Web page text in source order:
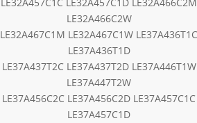
LE32A466C2W
LE32A467C1M LE32A467C1W LE37A436T1C
LE37A436T1D
LE37A437T2C LE37A437T2D LE37A446T1W
LE37A447T2W
LE37A456C2C LE37A456C2D LE37A457C1C
LE37A457C1D